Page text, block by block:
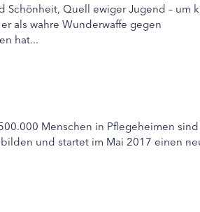
Schönheit, Quell ewiger Jugend – um
als wahre Wunderwaffe gegen
hat...
Menschen in Pflegeheimen
und startet im Mai 2017 einen